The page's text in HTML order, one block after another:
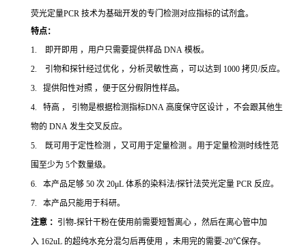
荧光定量PCR 技术为基础开发的专门检测对应指标的试剂盒。
特点：
1. 即开即用 ，用户只需要提供样品 DNA 模板。
2. 引物和探针经过优化 ，分析灵敏性高 ，可以达到 1000 拷贝/反应。
3. 提供阳性对照 ，便于区分假阴性样品。
4. 特高 ， 引物是根据检测指标DNA 高度保守区设计 ，不会跟其他生
物的 DNA 发生交叉反应。
5. 既可用于定性检测 ，又可用于定量检测 。用于定量检测时线性范
围至少为 5个数量级。
6. 本产品足够 50 次 20μL 体系的染料法/探针法荧光定量 PCR 反应。
7. 本产品只能用于科研。
注意 ： 引物-探针干粉在使用前需要短暂离心 ，然后在离心管中加
入 162uL 的超纯水充分混匀后再使用 ，未用完的需要-20℃保存。